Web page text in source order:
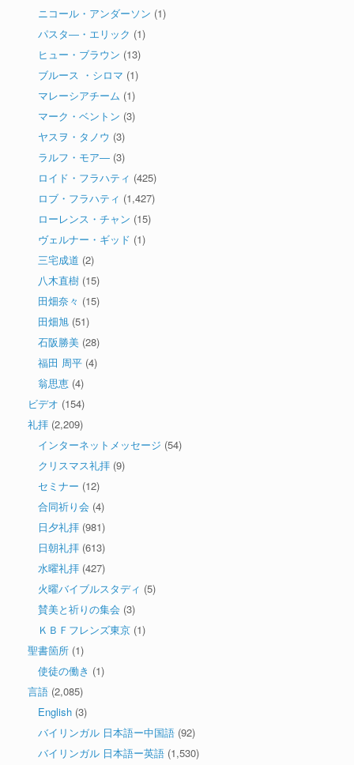
ニコール・アンダーソン (1)
パスタ―・エリック (1)
ヒュー・ブラウン (13)
ブルース ・シロマ (1)
マレーシアチーム (1)
マーク・ベントン (3)
ヤスヲ・タノウ (3)
ラルフ・モア― (3)
ロイド・フラハティ (425)
ロブ・フラハティ (1,427)
ローレンス・チャン (15)
ヴェルナー・ギッド (1)
三宅成道 (2)
八木直樹 (15)
田畑奈々 (15)
田畑旭 (51)
石阪勝美 (28)
福田 周平 (4)
翁思恵 (4)
ビデオ (154)
礼拝 (2,209)
インターネットメッセージ (54)
クリスマス礼拝 (9)
セミナー (12)
合同祈り会 (4)
日夕礼拝 (981)
日朝礼拝 (613)
水曜礼拝 (427)
火曜バイブルスタディ (5)
賛美と祈りの集会 (3)
ＫＢＦフレンズ東京 (1)
聖書箇所 (1)
使徒の働き (1)
言語 (2,085)
English (3)
バイリンガル 日本語ー中国語 (92)
バイリンガル 日本語ー英語 (1,530)